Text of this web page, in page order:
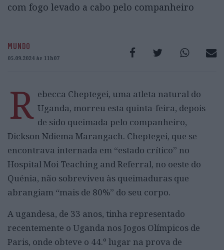
com fogo levado a cabo pelo companheiro
MUNDO
05.09.2024 às 11h07
R ebecca Cheptegei, uma atleta natural do
Uganda, morreu esta quinta-feira, depois
de sido queimada pelo companheiro,
Dickson Ndiema Marangach. Cheptegei, que se
encontrava internada em “estado crítico” no
Hospital Moi Teaching and Referral, no oeste do
Quénia, não sobreviveu às queimaduras que
abrangiam “mais de 80%” do seu corpo.
A ugandesa, de 33 anos, tinha representado
recentemente o Uganda nos Jogos Olímpicos de
Paris, onde obteve o 44.º lugar na prova de